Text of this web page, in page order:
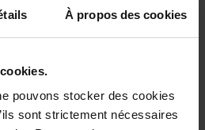
À propos des cookies
pouvons stocker des cookies
sont strictement nécessaires